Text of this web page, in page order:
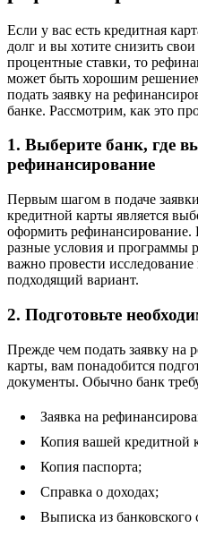
Если у вас есть кредитная
долг и вы хотите снизить
процентные ставки, то
может быть хорошим
подать заявку на
банке. Рассмотрим, как это
1. Выберите банк, где
рефинансирование
Первым шагом в подаче
кредитной карты является
оформить рефинансирование.
разные условия и программы
важно провести
подходящий вариант.
2. Подготовьте
Прежде чем подать заявку на
карты, вам понадобится
документы. Обычно банк
Заявка на
Копия вашей кредитной
Копия паспорта;
Справка о доходах;
Выписка из банковского